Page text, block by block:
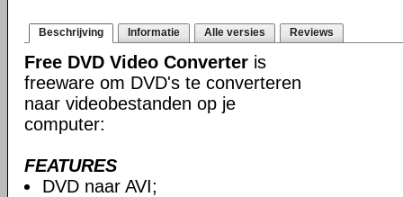
Beschrijving Informatie Alle versies Reviews
Free DVD Video Converter is
freeware om DVD's te converteren
naar videobestanden op je
computer:
FEATURES
DVD naar AVI;